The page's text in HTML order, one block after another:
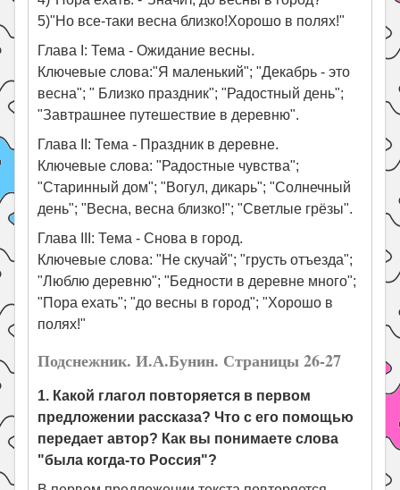
5)"Но все-таки весна близко!Хорошо в полях!"
Глава I: Тема - Ожидание весны.
Ключевые слова:"Я маленький"; "Декабрь - это
весна"; " Близко праздник"; "Радостный день";
"Завтрашнее путешествие в деревню".
Глава II: Тема - Праздник в деревне.
Ключевые слова: "Радостные чувства";
"Старинный дом"; "Вогул, дикарь"; "Солнечный
день"; "Весна, весна близко!"; "Светлые грёзы".
Глава III: Тема - Снова в город.
Ключевые слова: "Не скучай"; "грусть отъезда";
"Люблю деревню"; "Бедности в деревне много";
"Пора ехать"; "до весны в город"; "Хорошо в
полях!"
Подснежник. И.А.Бунин. Страницы 26-27
1. Какой глагол повторяется в первом
предложении рассказа? Что с его помощью
передает автор? Как вы понимаете слова
"была когда-то Россия"?